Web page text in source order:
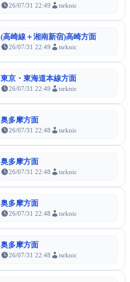
26/07/31 22:49 tsrknic
(高崎線＋湘南新宿)高崎方面
26/07/31 22:49 tsrknic
東京・東海道本線方面
26/07/31 22:49 tsrknic
奥多摩方面
26/07/31 22:48 tsrknic
奥多摩方面
26/07/31 22:48 tsrknic
奥多摩方面
26/07/31 22:48 tsrknic
奥多摩方面
26/07/31 22:48 tsrknic